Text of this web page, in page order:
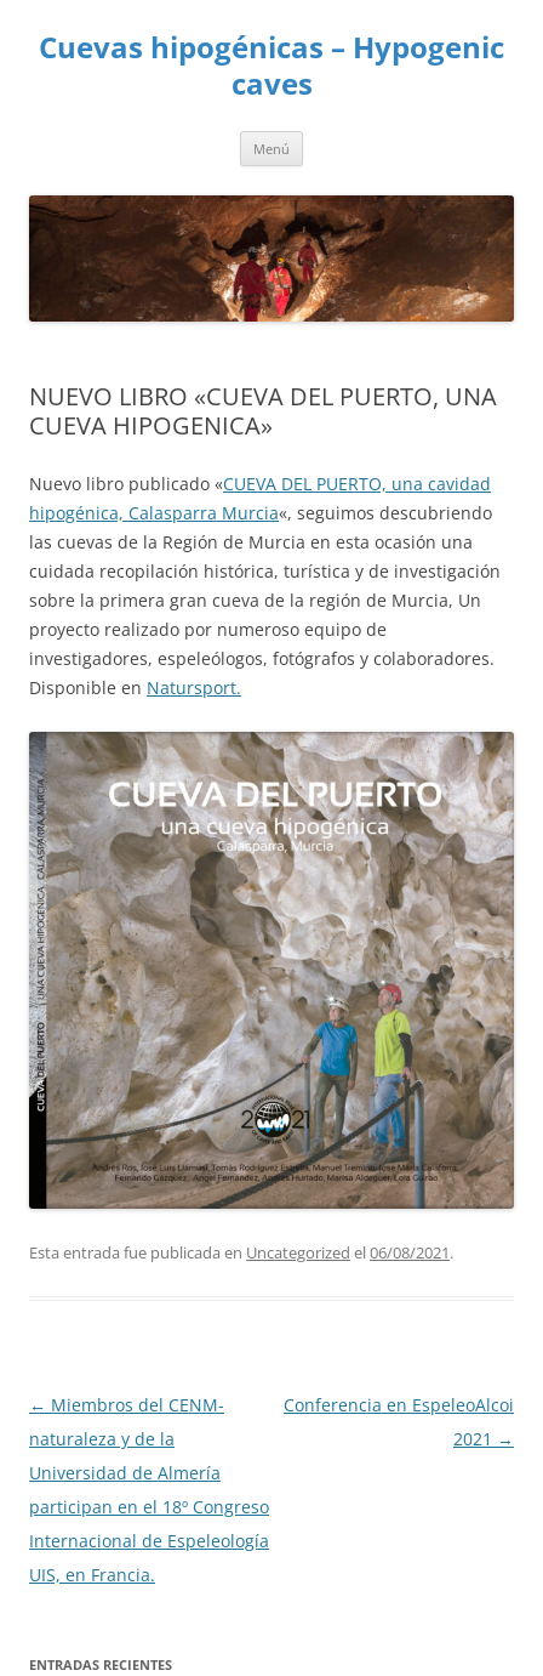
contenido
Cuevas hipogénicas – Hypogenic
caves
Menú
NUEVO LIBRO «CUEVA DEL PUERTO, UNA
CUEVA HIPOGENICA»
Nuevo libro publicado «CUEVA DEL PUERTO, una cavidad
hipogénica, Calasparra Murcia«, seguimos descubriendo
las cuevas de la Región de Murcia en esta ocasión una
cuidada recopilación histórica, turística y de investigación
sobre la primera gran cueva de la región de Murcia, Un
proyecto realizado por numeroso equipo de
investigadores, espeleólogos, fotógrafos y colaboradores.
Disponible en Natursport.
Esta entrada fue publicada en Uncategorized el06/08/2021.
Navegación
de
entradas
← Miembros del CENM-
naturaleza y de la
Universidad de Almería
participan en el 18º Congreso
Internacional de Espeleología
UIS, en Francia.
Conferencia en EspeleoAlcoi
2021 →
ENTRADAS RECIENTES